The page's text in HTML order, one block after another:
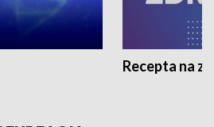
Recepta na